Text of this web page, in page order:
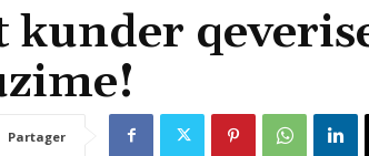
Partager